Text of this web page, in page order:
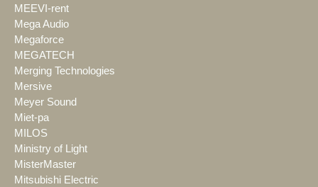
MEEVI-rent
Mega Audio
Megaforce
MEGATECH
Merging Technologies
Mersive
Meyer Sound
Miet-pa
MILOS
Ministry of Light
MisterMaster
Mitsubishi Electric